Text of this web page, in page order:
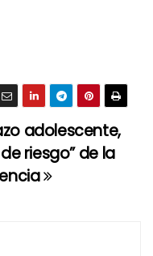
adolescente,
riesgo” de la